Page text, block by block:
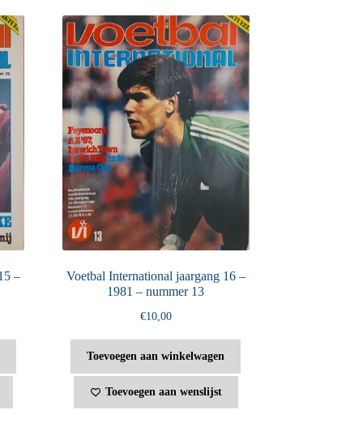
–
Voetbal International jaargang 16 –
1981 – nummer 13
€10,00
Toevoegen aan winkelwagen
Toevoegen aan wenslijst